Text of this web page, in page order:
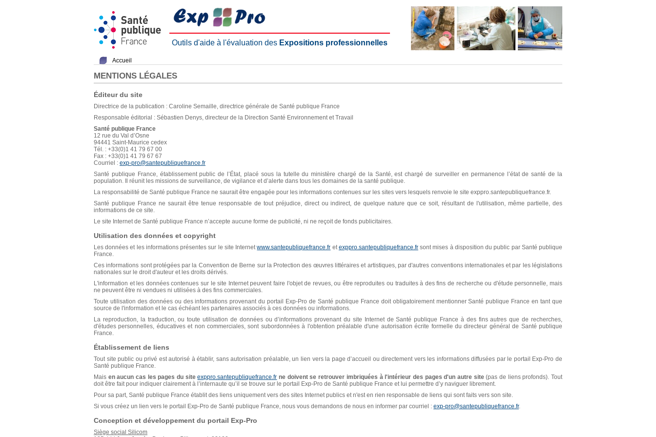
Outils d'aide à l'évaluation des Expositions professionnelles
Accueil
MENTIONS LÉGALES
Éditeur du site
Directrice de la publication : Caroline Semaille, directrice générale de Santé publique France
Responsable éditorial : Sébastien Denys, directeur de la Direction Santé Environnement et Travail
Santé publique France
12 rue du Val d’Osne
94441 Saint-Maurice cedex
Tél. : +33(0)1 41 79 67 00
Fax : +33(0)1 41 79 67 67
Courriel : exp-pro@santepubliquefrance.fr
Santé publique France, établissement public de l’État, placé sous la tutelle du ministère chargé de la Santé, est chargé de surveiller en permanence l’état de santé de la
population. Il réunit les missions de surveillance, de vigilance et d’alerte dans tous les domaines de la santé publique.
La responsabilité de Santé publique France ne saurait être engagée pour les informations contenues sur les sites vers lesquels renvoie le site exppro.santepubliquefrance.fr.
Santé publique France ne saurait être tenue responsable de tout préjudice, direct ou indirect, de quelque nature que ce soit, résultant de l'utilisation, même partielle, des
informations de ce site.
Le site Internet de Santé publique France n’accepte aucune forme de publicité, ni ne reçoit de fonds publicitaires.
Utilisation des données et copyright
Les données et les informations présentes sur le site Internetwww.santepubliquefrance.fr etexppro.santepubliquefrance.frsont mises à disposition du public par Santé publique
France.
Ces informations sont protégées par la Convention de Berne sur la Protection des œuvres littéraires et artistiques, par d'autres conventions internationales et par les législations
nationales sur le droit d'auteur et les droits dérivés.
L'information et les données contenues sur le site Internet peuvent faire l'objet de revues, ou être reproduites ou traduites à des fins de recherche ou d'étude personnelle, mais
ne peuvent être ni vendues ni utilisées à des fins commerciales.
Toute utilisation des données ou des informations provenant du portail Exp-Pro de Santé publique France doit obligatoirement mentionner Santé publique France en tant que
source de l'information et le cas échéant les partenaires associés à ces données ou informations.
La reproduction, la traduction, ou toute utilisation de données ou d’informations provenant du site Internet de Santé publique France à des fins autres que de recherches,
d'études personnelles, éducatives et non commerciales, sont subordonnées à l'obtention préalable d'une autorisation écrite formelle du directeur général de Santé publique
France.
Établissement de liens
Tout site public ou privé est autorisé à établir, sans autorisation préalable, un lien vers la page d’accueil ou directement vers les informations diffusées par le portail Exp-Pro de
Santé publique France.
Mais en aucun cas les pages du siteexppro.santepubliquefrance.fr ne doivent se retrouver imbriquées à l'intérieur des pages d'un autre site(pas de liens profonds). Tout
doit être fait pour indiquer clairement à l’internaute qu’il se trouve sur le portail Exp-Pro de Santé publique France et lui permettre d’y naviguer librement.
Pour sa part, Santé publique France établit des liens uniquement vers des sites Internet publics et n'est en rien responsable de liens qui sont faits vers son site.
Si vous créez un lien vers le portail Exp-Pro de Santé publique France, nous vous demandons de nous en informer par courriel : exp-pro@santepubliquefrance.fr.
Conception et développement du portail Exp-Pro
Siège social Silicom